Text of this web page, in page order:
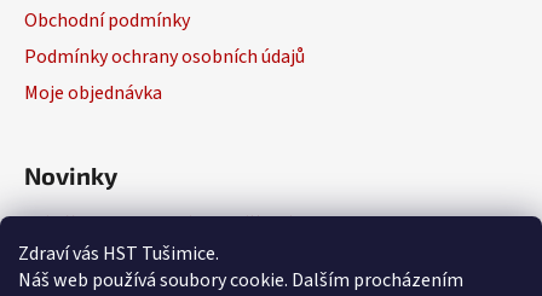
Zdraví vás HST Tušimice.
Náš web používá soubory cookie. Dalším procházením
Obchodní podmínky
Podmínky ochrany osobních údajů
Moje objednávka
Novinky
Výběr elektrického nářadí
29.1.2026